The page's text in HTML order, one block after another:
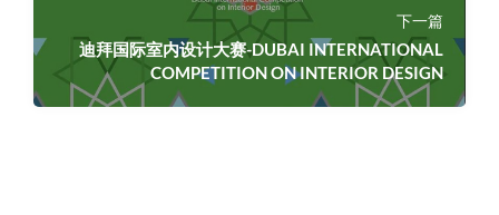
下一篇
迪拜国际室内设计大赛-DUBAI INTERNATIONAL
COMPETITION ON INTERIOR DESIGN